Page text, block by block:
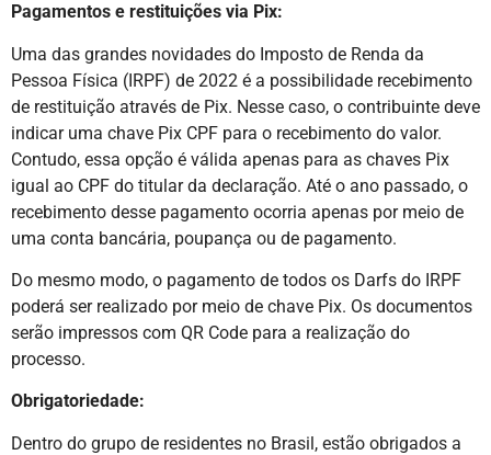
Pagamentos e restituições via Pix:
Uma das grandes novidades do Imposto de Renda da
Pessoa Física (IRPF) de 2022 é a possibilidade recebimento
de restituição através de Pix. Nesse caso, o contribuinte deve
indicar uma chave Pix CPF para o recebimento do valor.
Contudo, essa opção é válida apenas para as chaves Pix
igual ao CPF do titular da declaração. Até o ano passado, o
recebimento desse pagamento ocorria apenas por meio de
uma conta bancária, poupança ou de pagamento.
Do mesmo modo, o pagamento de todos os Darfs do IRPF
poderá ser realizado por meio de chave Pix. Os documentos
serão impressos com QR Code para a realização do
processo.
Obrigatoriedade:
Dentro do grupo de residentes no Brasil, estão obrigados a